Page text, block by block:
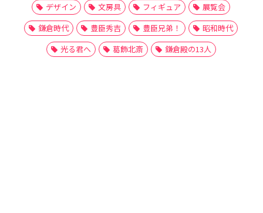
デザイン
文房具 フィギュア
展覧会
鎌倉時代
豊臣秀吉 豊臣兄弟！
昭和時代
光る君へ
葛飾北斎 鎌倉殿の13人